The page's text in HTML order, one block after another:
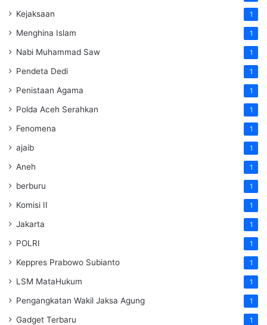
Kejaksaan 1
Menghina Islam 1
Nabi Muhammad Saw 1
Pendeta Dedi 1
Penistaan Agama 1
Polda Aceh Serahkan 1
Fenomena 1
ajaib 1
Aneh 1
berburu 1
Komisi II 1
Jakarta 1
POLRI 1
Keppres Prabowo Subianto 1
LSM MataHukum 1
Pengangkatan Wakil Jaksa Agung 1
Gadget Terbaru 1